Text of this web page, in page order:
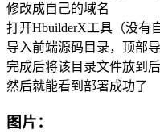
修改成自己的域名
打开HbuilderX工具（没有
导入前端源码目录，顶部
完成后将该目录文件放到
然后就能看到部署成功了
图片：